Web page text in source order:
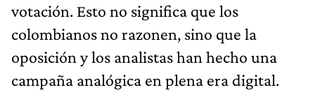
votación. Esto no significa que los
colombianos no razonen, sino que la
oposición y los analistas han hecho una
campaña analógica en plena era digital.